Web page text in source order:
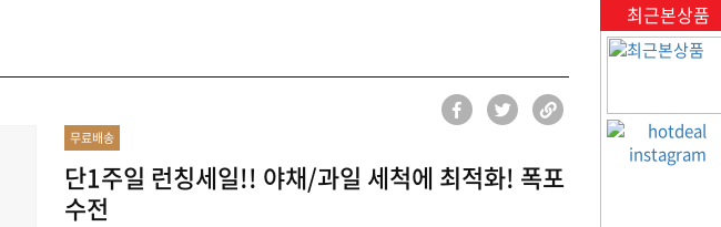
무료배송
단1주일 런칭세일!! 야채/과일 세척에 최적화! 폭포
수전
최근본상품